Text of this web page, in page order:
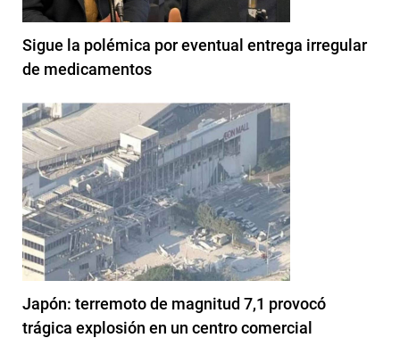
Sigue la polémica por eventual entrega irregular
de medicamentos
Japón: terremoto de magnitud 7,1 provocó
trágica explosión en un centro comercial